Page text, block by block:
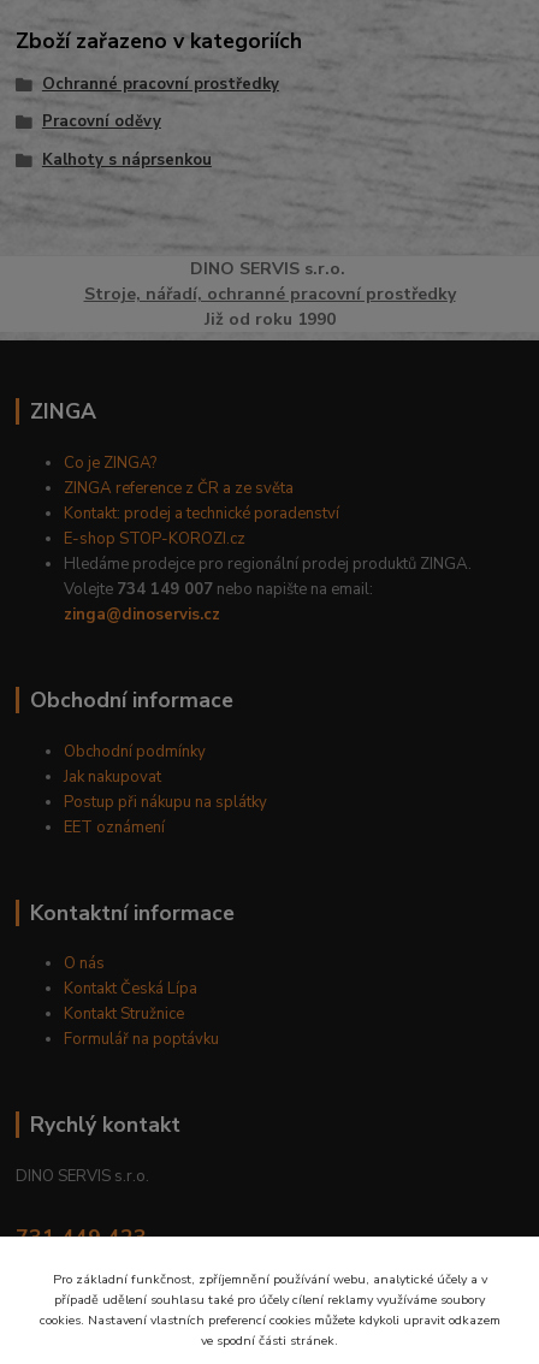
Zboží zařazeno v kategoriích
Ochranné pracovní prostředky
Pracovní oděvy
Kalhoty s náprsenkou
DINO SERVISs.r.o.
Stroje, nářadí, ochranné pracovní prostředky
Již od roku 1990
ZINGA
Co je ZINGA?
ZINGA reference z ČR a ze světa
Kontakt: prodej a technické poradenství
E-shop STOP-KOROZI.cz
Hledáme prodejce pro regionální prodej produktů ZINGA.
Volejte 734 149 007 nebo napište na email:
zinga@dinoservis.cz
Obchodní informace
Obchodní podmínky
Jak nakupovat
Postup při nákupu na splátky
EET oznámení
Kontaktní informace
O nás
Kontakt Česká Lípa
Kontakt Stružnice
Formulář na poptávku
Rychlý kontakt
DINO SERVIS s.r.o.
731 449 423
prodejna@dinoservis.cz
Pro základní funkčnost, zpříjemnění používání webu, analytické účely a v
případě udělení souhlasu také pro účely cílení reklamy využíváme soubory
cookies. Nastavení vlastních preferencí cookies můžete kdykoli upravit odkazem
ve spodní části stránek.